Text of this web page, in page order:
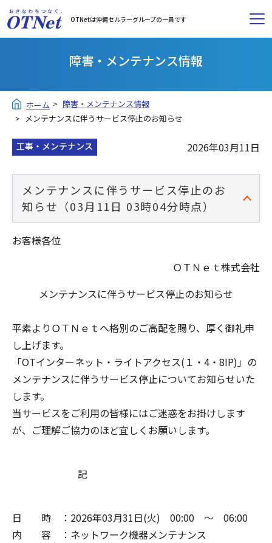
OTNetは沖縄セルラーグループの一員です
障害・メンテナンス情報
ホーム
障害・メンテナンス情報
メンテナンスに伴うサービス停止のお知らせ
工事・メンテナンス 2026年03月11日
メンテナンスに伴うサービス停止のお
知らせ（03月11日 03時04分時点）
お客様各位
ＯＴＮｅｔ株式会社
メンテナンスに伴うサービス停止のお知らせ
平素よりＯＴＮｅｔへ格別のご高配を賜り、厚く御礼申
し上げます。
「OTインターネット・ライトアクセス(１・4・8IP)」の
メンテナンスに伴うサービス停止についてお知らせいた
します。
当サービスをご利用の皆様にはご迷惑をお掛けします
が、ご理解ご協力のほど宜しくお願いします。
記
日 時 ：2026年03月31日(火) 00:00 ～ 06:00
内 容 ：ネットワーク機器メンテナンス